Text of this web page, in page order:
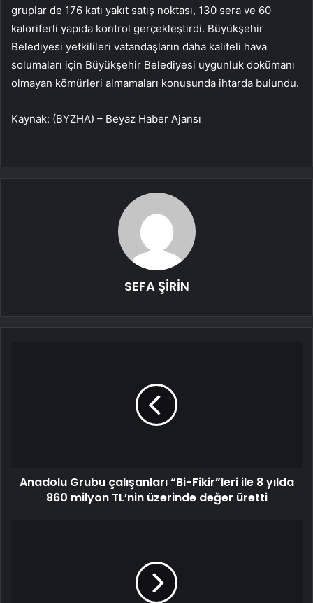
gruplar de 176 katı yakıt satış noktası, 130 sera ve 60
kaloriferli yapıda kontrol gerçekleştirdi. Büyükşehir
Belediyesi yetkilileri vatandaşların daha kaliteli hava
solumaları için Büyükşehir Belediyesi uygunluk dokümanı
olmayan kömürleri almamaları konusunda ihtarda bulundu.
Kaynak: (BYZHA) – Beyaz Haber Ajansı
SEFA ŞİRİN
Anadolu Grubu çalışanları “Bi-Fikir”leri ile 8 yılda
860 milyon TL’nin üzerinde değer üretti